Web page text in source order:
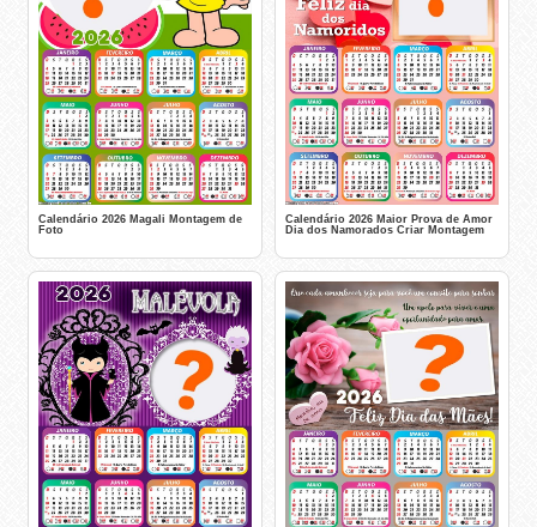
Calendário 2026 Magali Montagem de
Foto
Calendário 2026 Maior Prova de Amor
Dia dos Namorados Criar Montagem